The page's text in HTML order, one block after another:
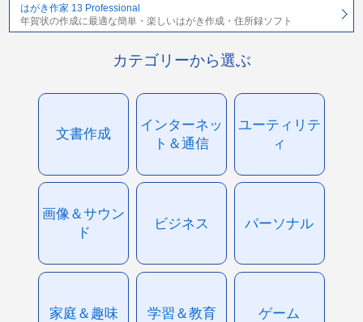
はがき作家 13 Professional
年賀状の作成に最適な簡単・楽しいはがき作成・住所録ソフト
カテゴリーから選ぶ
文書作成
インターネッ
ト＆通信
ユーティリテ
ィ
画像＆サウン
ド
ビジネス パーソナル
家庭＆趣味 学習＆教育 ゲーム